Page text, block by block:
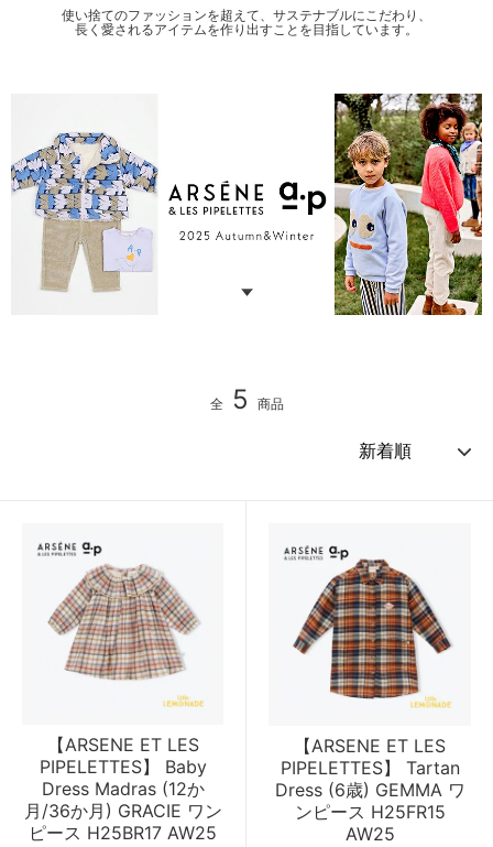
使い捨てのファッションを超えて、サステナブルにこだわり、
長く愛されるアイテムを作り出すことを目指しています。
全 5 商品
【ARSENE ET LES
PIPELETTES】 Baby
Dress Madras (12か
月/36か月) GRACIE ワン
ピース H25BR17 AW25
【ARSENE ET LES
PIPELETTES】 Tartan
Dress (6歳) GEMMA ワ
ンピース H25FR15
AW25